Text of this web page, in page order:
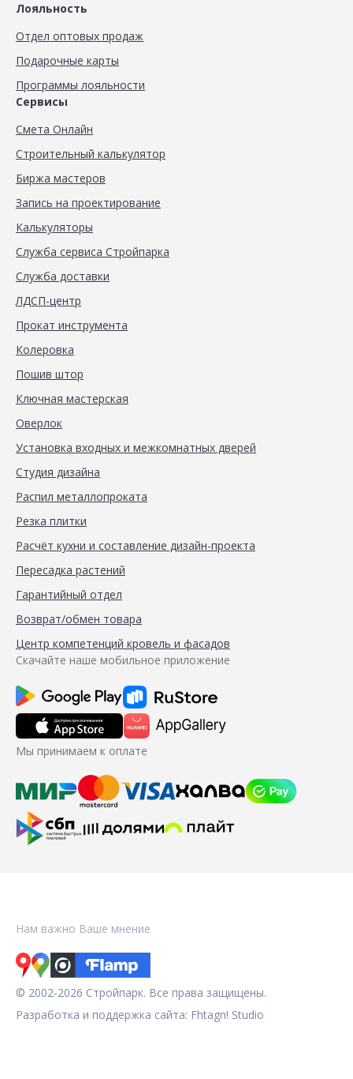
Лояльность
Отдел оптовых продаж
Подарочные карты
Программы лояльности
Сервисы
Смета Онлайн
Строительный калькулятор
Биржа мастеров
Запись на проектирование
Калькуляторы
Служба сервиса Стройпарка
Служба доставки
ЛДСП-центр
Прокат инструмента
Колеровка
Пошив штор
Ключная мастерская
Оверлок
Установка входных и межкомнатных дверей
Студия дизайна
Распил металлопроката
Резка плитки
Расчёт кухни и составление дизайн-проекта
Пересадка растений
Гарантийный отдел
Возврат/обмен товара
Центр компетенций кровель и фасадов
Скачайте наше мобильное приложение
Мы принимаем к оплате
Нам важно Ваше мнение
© 2002-2026 Стройпарк. Все права защищены.
Разработка и поддержка сайта: Fhtagn! Studio